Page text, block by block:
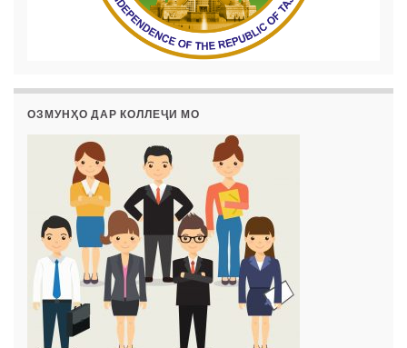
ОЗМУНҲО ДАР КОЛЛЕҶИ МО